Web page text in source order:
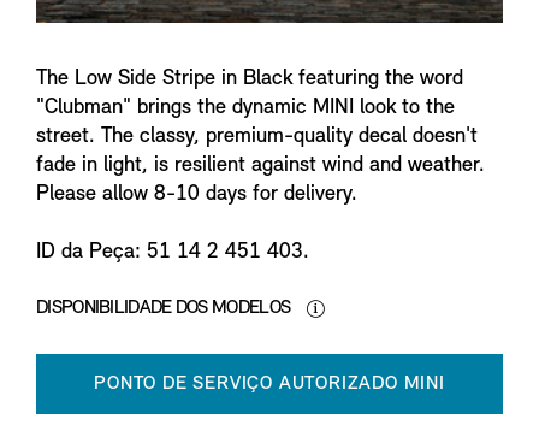
The Low Side Stripe in Black featuring the word
"Clubman" brings the dynamic MINI look to the
street. The classy, premium-quality decal doesn't
fade in light, is resilient against wind and weather.
Please allow 8-10 days for delivery.
ID da Peça: 51 14 2 451 403.
DISPONIBILIDADE DOS MODELOS
PONTO DE SERVIÇO AUTORIZADO MINI